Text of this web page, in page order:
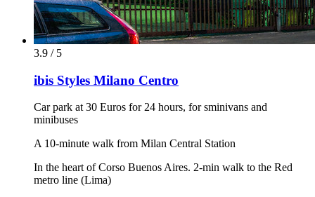
3.9 / 5
ibis Styles Milano Centro
Car park at 30 Euros for 24 hours, for sminivans and
minibuses
A 10-minute walk from Milan Central Station
In the heart of Corso Buenos Aires. 2-min walk to the Red
metro line (Lima)